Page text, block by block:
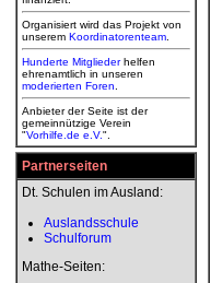
Organisiert wird das Projekt von
unserem Koordinatorenteam
Hunderte Mitgliederhelfen
ehrenamtlich in unseren
moderierten Foren
Anbieter der Seite ist der
gemeinnützige Verein
"Vorhilfe.de e.V.".
Partnerseiten
Dt. Schulen im Ausland:
Auslandsschule
Schulforum
Mathe-Seiten: